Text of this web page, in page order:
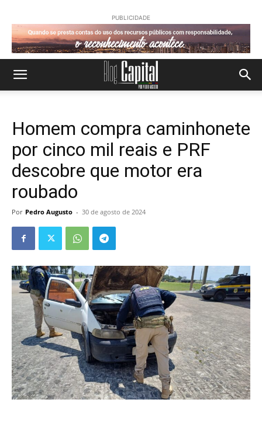
PUBLICIDADE
Homem compra caminhonete
por cinco mil reais e PRF
descobre que motor era
roubado
Por Pedro Augusto - 30 de agosto de 2024